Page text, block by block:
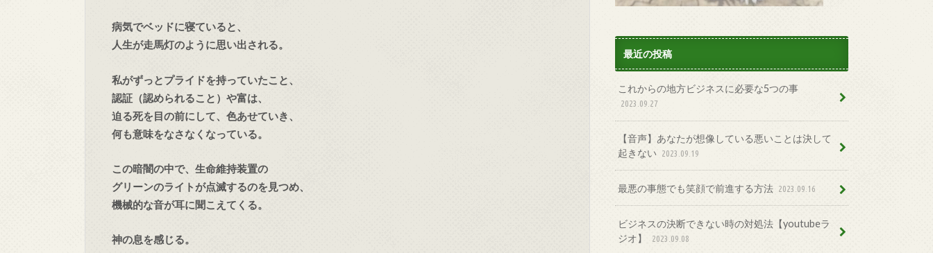
病気でベッドに寝ていると、
人生が走馬灯のように思い出される。
私がずっとプライドを持っていたこと、
認証（認められること）や富は、
迫る死を目の前にして、色あせていき、
何も意味をなさなくなっている。
この暗闇の中で、生命維持装置の
グリーンのライトが点滅するのを見つめ、
機械的な音が耳に聞こえてくる。
神の息を感じる。
最近の投稿
これからの地方ビジネスに必要な5つの事
2023.09.27
【音声】あなたが想像している悪いことは決して
起きない
2023.09.19
最悪の事態でも笑顔で前進する方法 2023.09.16
ビジネスの決断できない時の対処法【youtubeラ
ジオ】
2023.09.08